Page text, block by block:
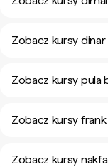
Zobacz kursy dinar
Zobacz kursy pula
Zobacz kursy
Zobacz kursy